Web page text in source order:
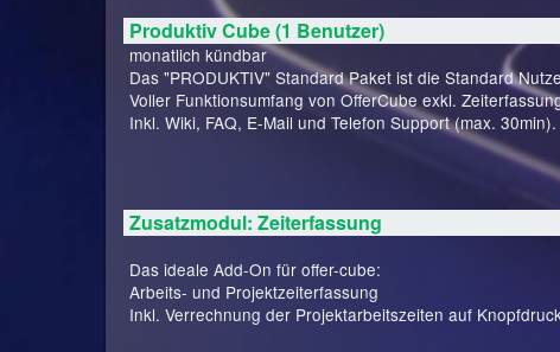
Produktiv Cube (1 Benutzer)
monatlich kündbar
Das "PRODUKTIV" Standard Paket ist die Standard
Voller Funktionsumfang von OfferCube exkl.
Inkl. Wiki, FAQ, E-Mail und Telefon Support (max. 30min).
Zusatzmodul: Zeiterfassung
Das ideale Add-On für offer-cube:
Arbeits- und Projektzeiterfassung
Inkl. Verrechnung der Projektarbeitszeiten auf